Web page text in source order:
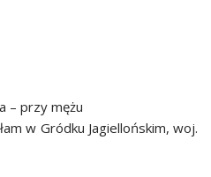
– przy mężu
w Gródku Jagiellońskim, woj.